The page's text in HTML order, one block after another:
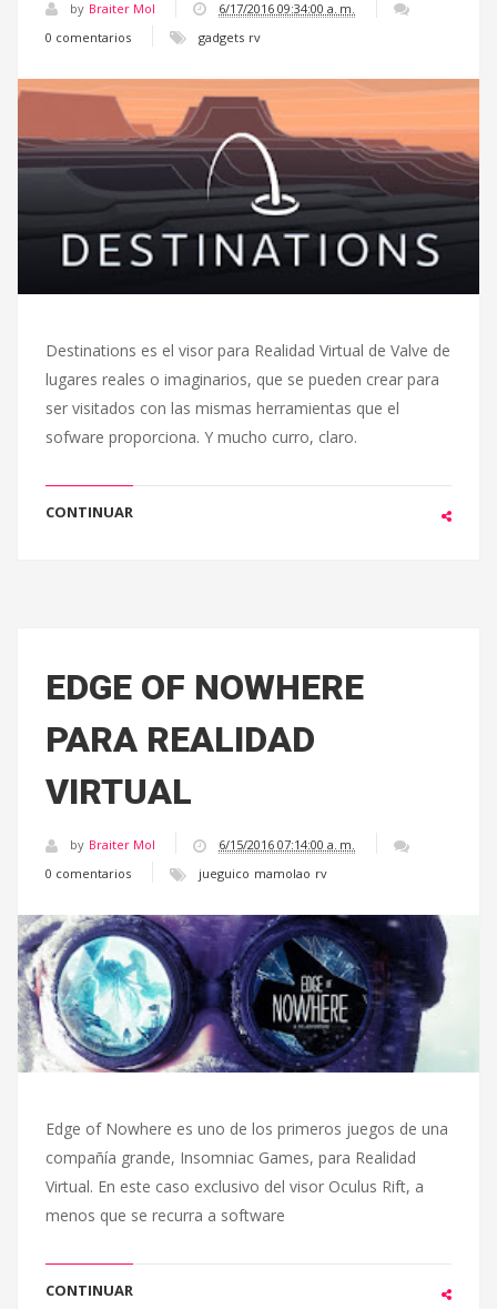
by Braiter Mol
6/17/2016 09:34:00 a. m.
0 comentarios
gadgets rv
Destinations es el visor para Realidad Virtual de Valve de
lugares reales o imaginarios, que se pueden crear para
ser visitados con las mismas herramientas que el
sofware proporciona. Y mucho curro, claro.
CONTINUAR
EDGE OF NOWHERE
PARA REALIDAD
VIRTUAL
by Braiter Mol
6/15/2016 07:14:00 a. m.
0 comentarios
jueguico mamolao rv
Edge of Nowhere es uno de los primeros juegos de una
compañía grande, Insomniac Games, para Realidad
Virtual. En este caso exclusivo del visor Oculus Rift, a
menos que se recurra a software
CONTINUAR